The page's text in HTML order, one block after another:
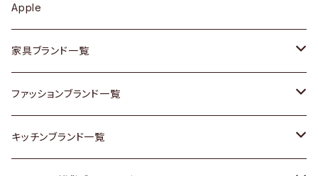
カップボード / 食器棚
チェスト
その他家具
Vintageヴィンテージ / Antiqueアンティーク
ボトムス
靴
スカーフ
腕時計
鍋 / フライパン
Vintage / ヴィンテージ
銀製品
和物 / 作家物
ベース
その他楽器
Apple
家具ブランド一覧
ACME Furniture / アクメ ファニチャー
ACTUS / アクタス
ファッションブランド一覧
agnes b / アニエス ベー
キッチンブランド一覧